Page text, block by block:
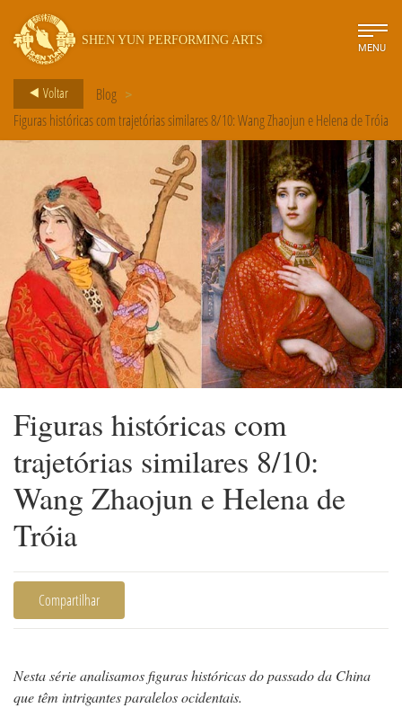
SHEN YUN PERFORMING ARTS
MENU
Voltar Blog >
Figuras históricas com trajetórias similares 8/10: Wang Zhaojun e Helena de Tróia
Figuras históricas com
trajetórias similares 8/10:
Wang Zhaojun e Helena de
Tróia
Compartilhar
Nesta série analisamos figuras históricas do passado da China
que têm intrigantes paralelos ocidentais.